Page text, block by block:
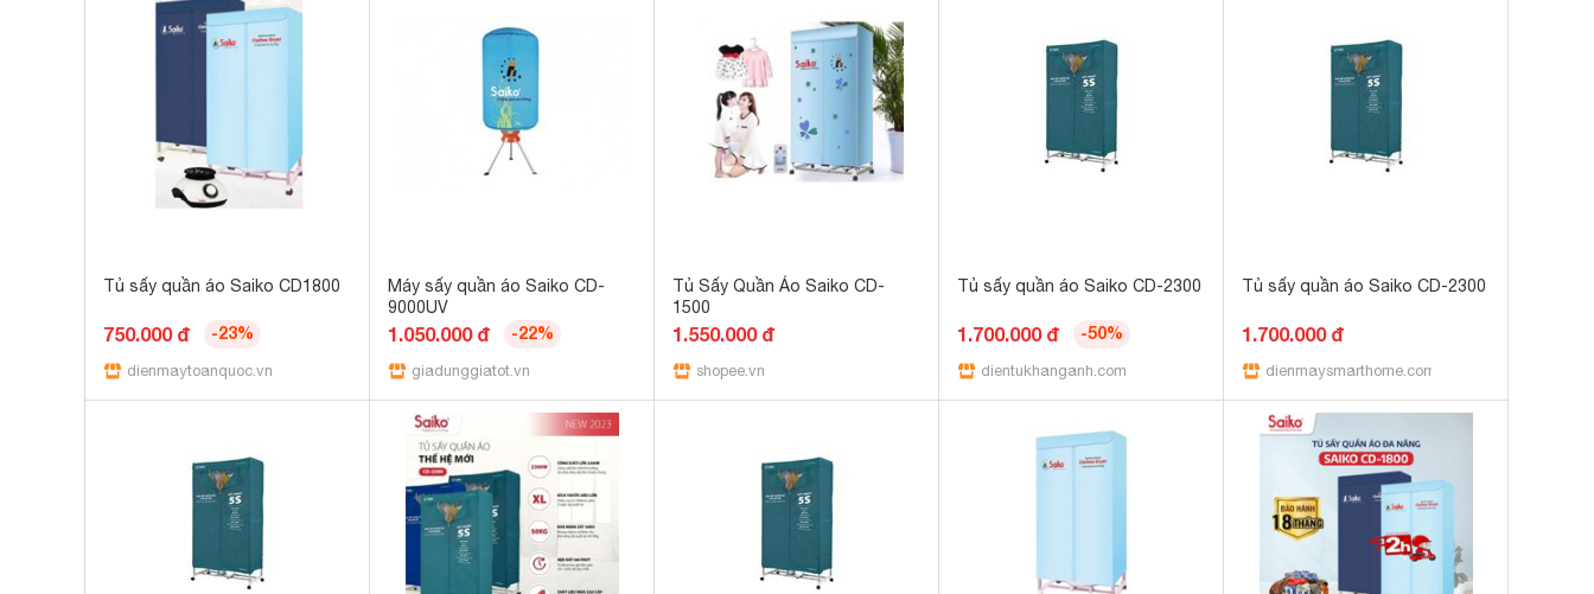
Tủ sấy quần áo Saiko CD1800
750.000 đ -23%
dienmaytoanquoc.vn
Máy sấy quần áo Saiko CD-
9000UV
1.050.000 đ -22%
giadunggiatot.vn
Tủ Sấy Quần Áo Saiko CD-
1500
1.550.000 đ
shopee.vn
Tủ sấy quần áo Saiko CD-2300
1.700.000 đ -50%
dientukhanganh.com
Tủ sấy quần áo Saiko CD-2300
1.700.000 đ
dienmaysmarthome.com